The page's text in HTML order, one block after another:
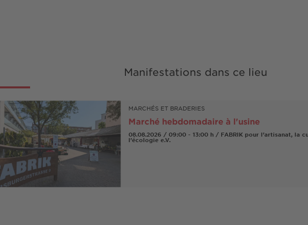
Manifestations dans ce lieu
MARCHÉS ET BRADERIES
Marché hebdomadaire à l'usine
08.08.2026 / 09:00 - 13:00 h / FABRIK pour l'artisanat, la
l'écologie e.V.